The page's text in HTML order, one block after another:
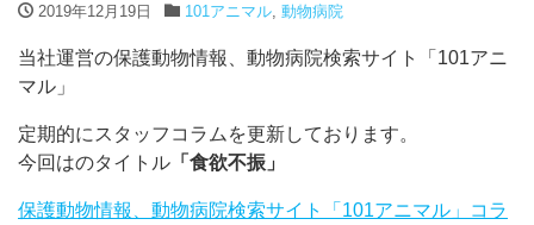
2019年12月19日 101アニマル, 動物病院
当社運営の保護動物情報、動物病院検索サイト「101アニ
マル」
定期的にスタッフコラムを更新しております。
今回はのタイトル 「食欲不振」
保護動物情報、動物病院検索サイト「101アニマル」コラ